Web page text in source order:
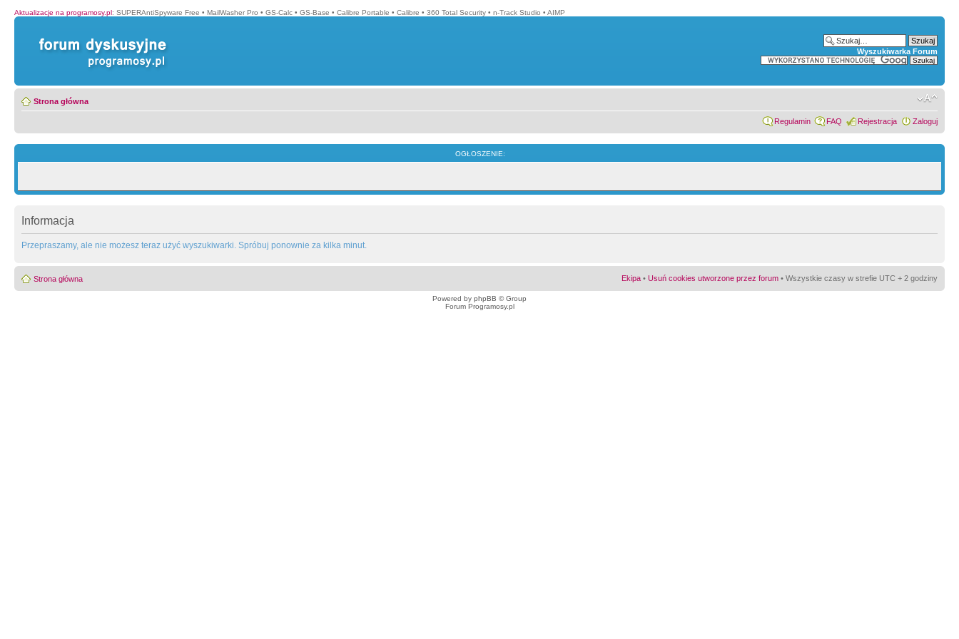
Aktualizacje na programosy.pl: SUPERAntiSpyware Free • MailWasher Pro • GS-Calc • GS-Base • Calibre Portable • Calibre • 360 Total Security • n-Track Studio • AIMP
Wyszukiwarka Forum
Strona główna
Regulamin FAQ Rejestracja Zaloguj
OGŁOSZENIE:
Informacja
Przepraszamy, ale nie możesz teraz użyć wyszukiwarki. Spróbuj ponownie za kilka minut.
Strona główna Ekipa • Usuń cookies utworzone przez forum • Wszystkie czasy w strefie UTC + 2 godziny
Powered by phpBB © Group
Forum Programosy.pl